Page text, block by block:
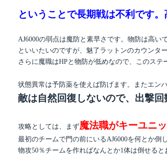
ということで長期戦は不利です。
AJ6000の弱点は魔防と素早さです。物防は高い
といいたいのですが、魅了ラットンのカウンタ
さらに魔職はHPと物防が低めなので、このステ
状態異常は予防薬を使えば防げます。またエン
敵は自然回復しないので、出撃
攻略としては、まず魔法職がキーユニ
最初のチームで門の前にいるAJ6000を何とか倒
物攻50％チームを作ればなんとか1体は倒せると